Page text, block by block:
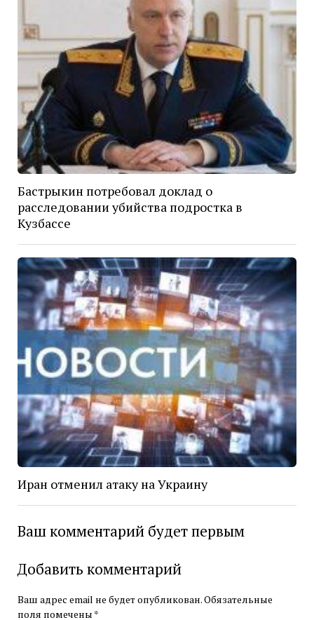
Бастрыкин потребовал доклад о
расследовании убийства подростка в
Кузбассе
Иран отменил атаку на Украину
Ваш комментарий будет первым
Добавить комментарий
Ваш адрес email не будет опубликован.Обязательные
поля помечены *